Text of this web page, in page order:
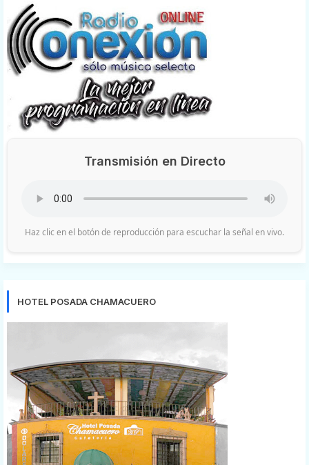
Transmisión en Directo
Haz clic en el botón de reproducción para escuchar la señal en vivo.
HOTEL POSADA CHAMACUERO